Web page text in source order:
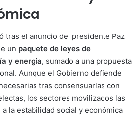
tras el anuncio del presidente Paz
un paquete de leyes de
y energía, sumado a una propuesta
Aunque el Gobierno defiende
tras consensuarlas con
los sectores movilizados las
la estabilidad social y económica